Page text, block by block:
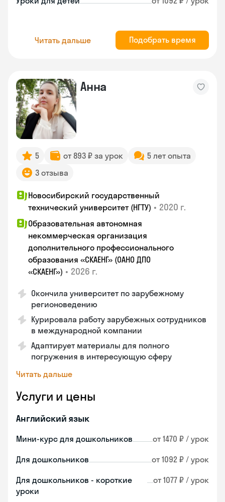
Читать дальше Подобрать время
Анна
5 от 893 ₽ за урок
5 лет опыта
3 отзыва
Новосибирский государственный
технический университет (НГТУ) • 2020 г.
Образовательная автономная
некоммерческая организация
дополнительного профессионального
образования «СКАЕНГ» (ОАНО ДПО
«СКАЕНГ») • 2026 г.
Окончила университет по зарубежному
регионоведению
Курировала работу зарубежных сотрудников
в международной компании
Адаптирует материалы для полного
погружения в интересующую сферу
Читать дальше
Услуги и цены
Английский язык
Мини-курс для дошкольников от 1470 ₽ / урок
Для дошкольников от 1092 ₽ / урок
Для дошкольников - короткие
уроки
от 1077 ₽ / урок